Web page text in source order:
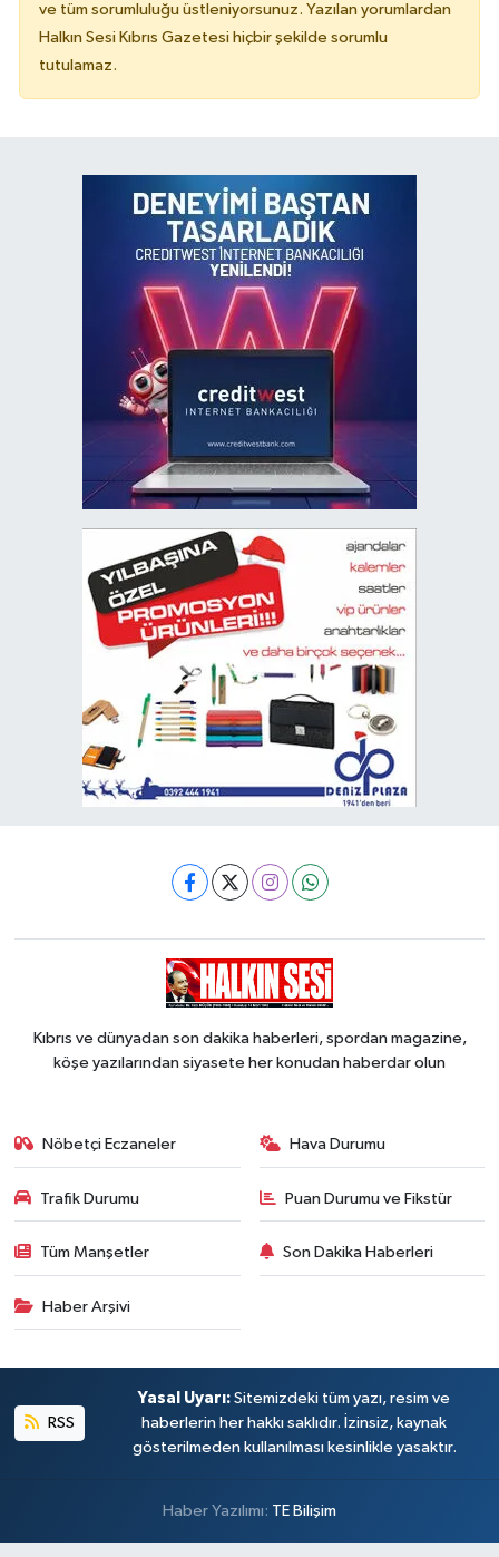
ve tüm sorumluluğu üstleniyorsunuz. Yazılan yorumlardan
Halkın Sesi Kıbrıs Gazetesi hiçbir şekilde sorumlu
tutulamaz.
Kıbrıs ve dünyadan son dakika haberleri, spordan magazine,
köşe yazılarından siyasete her konudan haberdar olun
Nöbetçi Eczaneler Hava Durumu
Trafik Durumu Puan Durumu ve Fikstür
Tüm Manşetler Son Dakika Haberleri
Haber Arşivi
RSS
Yasal Uyarı: Sitemizdeki tüm yazı, resim ve
haberlerin her hakkı saklıdır. İzinsiz, kaynak
gösterilmeden kullanılması kesinlikle yasaktır.
Haber Yazılımı: TE Bilişim